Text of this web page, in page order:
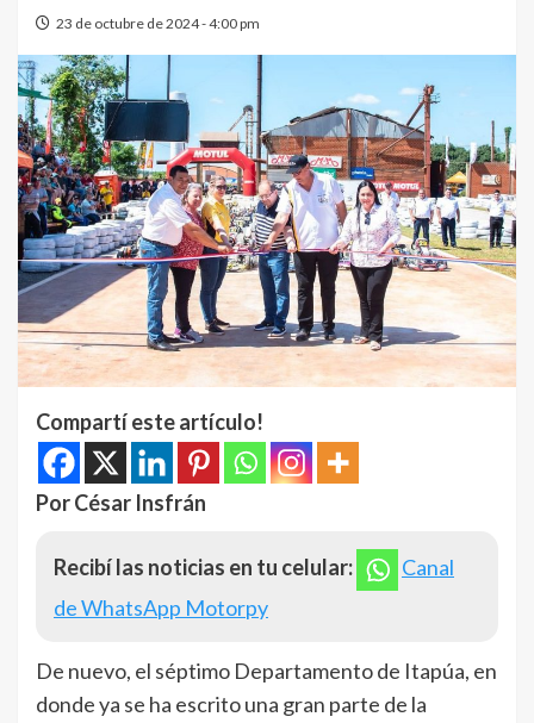
23 de octubre de 2024 - 4:00 pm
Compartí este artículo!
Por César Insfrán
Recibí las noticias en tu celular:
Canal
de WhatsApp Motorpy
De nuevo, el séptimo Departamento de Itapúa, en
donde ya se ha escrito una gran parte de la